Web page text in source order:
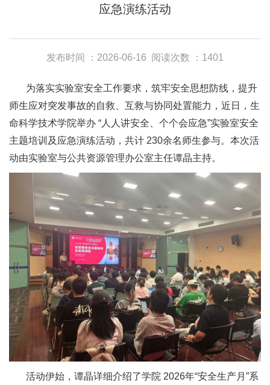
应急演练活动
发布时间 ：2026-06-16 阅读次数 ：1401
为落实实验室安全工作要求，筑牢安全思想防线，提升
师生应对突发事故的自救、互救与协同处置能力，近日，生
命科学技术学院举办 “人人讲安全、个个会应急”实验室安全
主题培训及应急演练活动，共计 230余名师生参与。本次活
动由实验室与公共资源管理办公室主任谭晶主持。
活动伊始，谭晶详细介绍了学院 2026年“安全生产月”系